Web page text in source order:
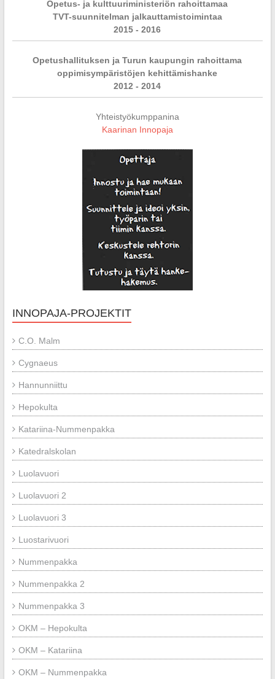
Opetus- ja kulttuuriministeriön rahoittamaa
TVT-suunnitelman jalkauttamistoimintaa
2015 - 2016
Opetushallituksen ja Turun kaupungin rahoittama
oppimisympäristöjen kehittämishanke
2012 - 2014
Yhteistyökumppanina
Kaarinan Innopaja
INNOPAJA-PROJEKTIT
C.O. Malm
Cygnaeus
Hannunniittu
Hepokulta
Katariina-Nummenpakka
Katedralskolan
Luolavuori
Luolavuori 2
Luolavuori 3
Luostarivuori
Nummenpakka
Nummenpakka 2
Nummenpakka 3
OKM – Hepokulta
OKM – Katariina
OKM – Nummenpakka